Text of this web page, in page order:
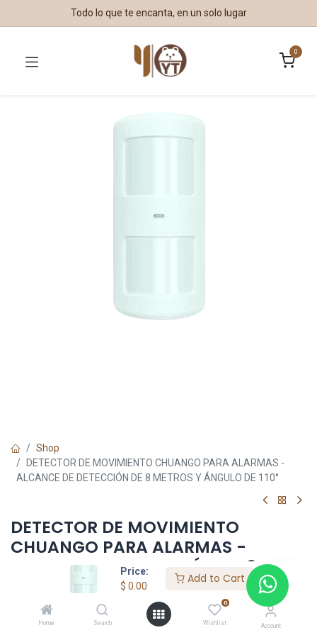
Price:
$ 0.00
Add to Cart
Home Search
0
Wishlist Account
Todo lo que te encanta, en un solo lugar
0
Shop
DETECTOR DE MOVIMIENTO CHUANGO PARA ALARMAS -
ALCANCE DE DETECCIÓN DE 8 METROS Y ÁNGULO DE 110°
DETECTOR DE MOVIMIENTO
CHUANGO PARA ALARMAS -
ALCANCE DE DETECCIÓN DE 8
METROS Y ÁNGULO DE 110°
0.00